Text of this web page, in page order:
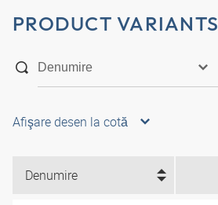
PRODUCT VARIANTS
Afişare desen la cotă
Denumire